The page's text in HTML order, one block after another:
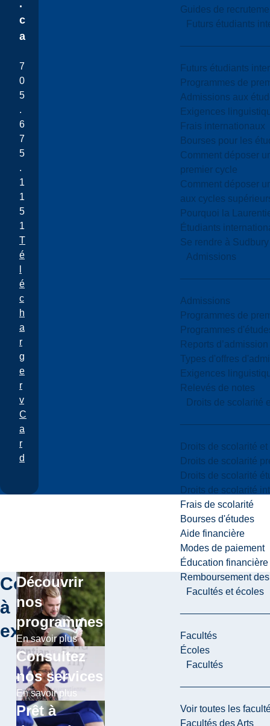
Guides de
Futurs étudiants
Futurs étudiants
Programmes de
Admissions aux
Exigences
Frais internationaux
Bourses pour les
Comment déposer
premier cycle
Comment déposer
aux cycles
Pourquoi la
Étudiants
Se rendre à Sudbury
Admissions
Admissions
Programmes de
Programmes
Reports d’admission
Types d'offres
Exigences
Relevés de notes
Droits de scolarité
Droits de scolarité
Droits de scolarité
Droits de scolarité
Droits de scolarité
Frais de scolarité
Bourses d'études
Aide financière
Modes de paiement
Éducation financière
Remboursement
Facultés et écoles
Facultés
Écoles
Facultés
Voir toutes les
Facultés des Arts
.
c
a
7
0
5
.
6
7
5
.
1
1
5
1
T
é
é
c
h
a
r
g
e
r
v
C
a
r
d
Continuer
à
explorer
Découvrir
nos
programmes
En savoir plus
Consultez
nos services
En savoir plus
Prêt à